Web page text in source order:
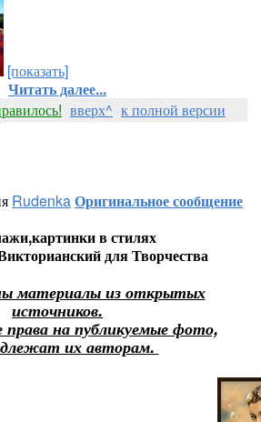
[показать]
Читать далее...
вверх^ к полной версии
RudenkaОригинальное сообщение
в стилях
для Творчества
материалы из открытых
источников.
права на публикуемые фото,
их авторам.